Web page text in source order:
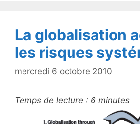
La globalisation
les risques
mercredi 6 octobre 2010
Temps de lecture : 6 minutes